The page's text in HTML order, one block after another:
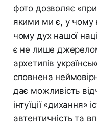
фото дозволяє
якими ми є, у чому
чому дух нашої
є не лише
архетипів
сповнена
дає можливість
інтуїції «дихання»
автентичність та